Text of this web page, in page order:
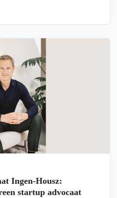
Ingen-Housz:
startup advocaat